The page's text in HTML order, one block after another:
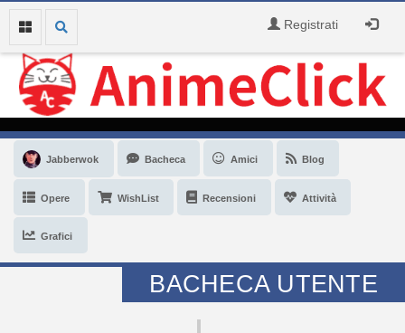
Registrati
Jabberwok Bacheca Amici Blog
Opere WishList Recensioni Attività
Grafici
BACHECA UTENTE